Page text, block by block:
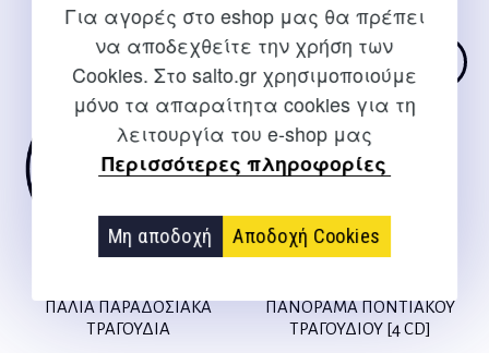
Για αγορές στο eshop μας θα πρέπει
να αποδεχθείτε την χρήση των
Cookies. Στο salto.gr χρησιμοποιούμε
μόνο τα απαραίτητα cookies για τη
λειτουργία του e-shop μας
Περισσότερες πληροφορίες
Μη αποδοχή Αποδοχή Cookies
ΠΑΛΙΑ ΠΑΡΑΔΟΣΙΑΚΑ
ΤΡΑΓΟΥΔΙΑ
ΠΑΝΟΡΑΜΑ ΠΟΝΤΙΑΚΟΥ
ΤΡΑΓΟΥΔΙΟΥ [4 CD]